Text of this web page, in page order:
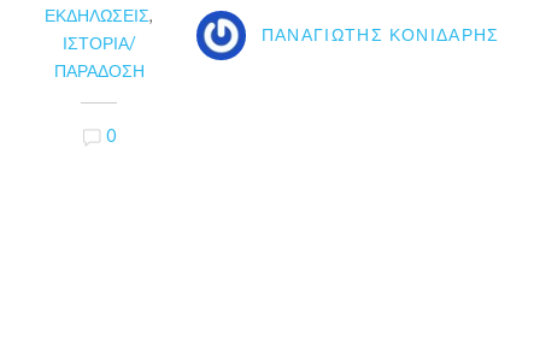
ΕΚΔΗΛΏΣΕΙΣ,
ΙΣΤΟΡΊΑ/
ΠΑΡΆΔΟΣΗ
0
ΠΑΝΑΓΙΏΤΗΣ ΚΟΝΙΔΆΡΗΣ